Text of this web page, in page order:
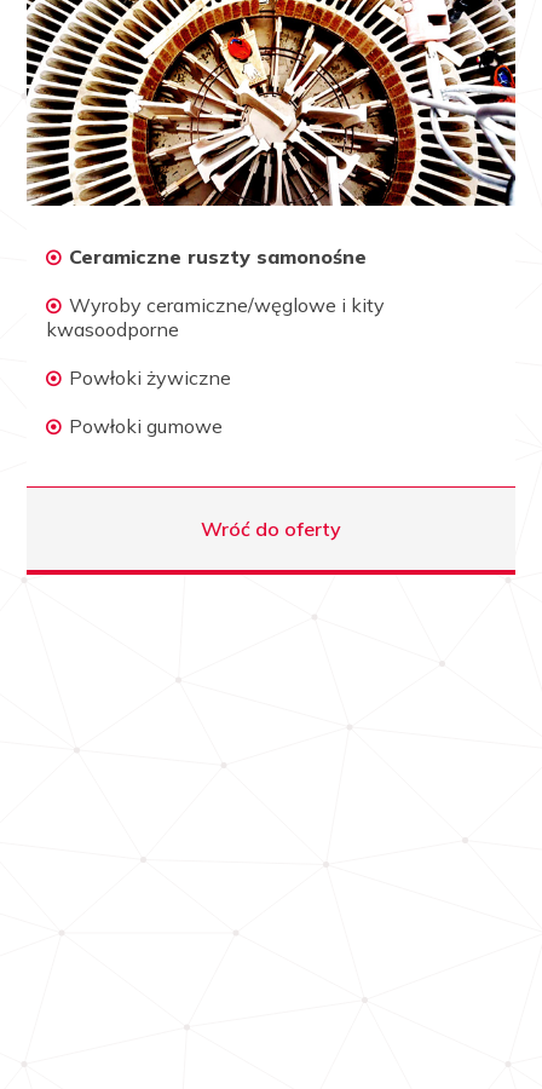
Ceramiczne ruszty samonośne
Wyroby ceramiczne/węglowe i kity
kwasoodporne
Powłoki żywiczne
Powłoki gumowe
Wróć do oferty